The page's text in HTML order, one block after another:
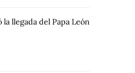
llegada del Papa León